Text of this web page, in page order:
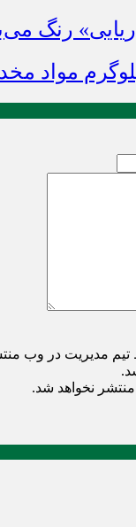
رنگ
تیم مدیریت در وب
منتشر نخواهد شد.